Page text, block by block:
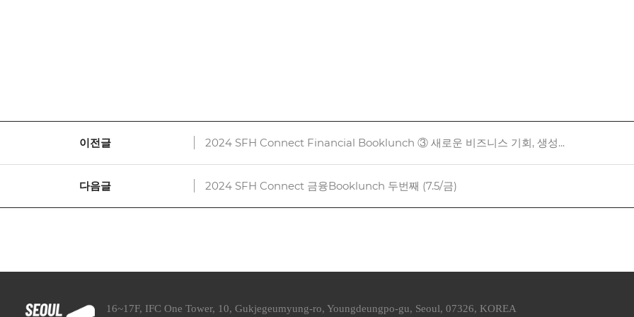
이전글 2024 SFH Connect Financial Booklunch ③ 새로운 비즈니스 기회, 생성...
다음글 2024 SFH Connect 금융Booklunch 두번째 (7.5/금)
16~17F, IFC One Tower, 10, Gukjegeumyung-ro, Youngdeungpo-gu, Seoul, 07326, KOREA